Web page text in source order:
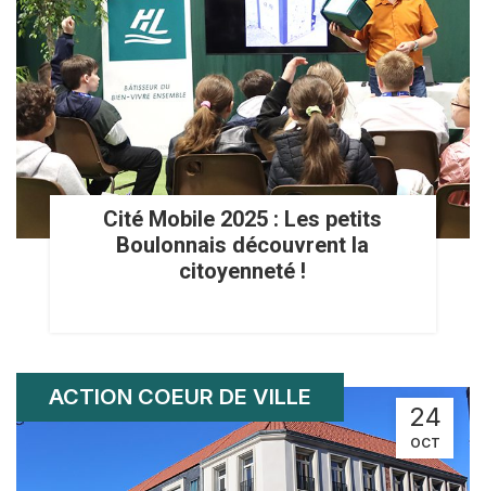
Cité Mobile 2025 : Les petits
Boulonnais découvrent la
citoyenneté !
24
OCT
ACTION COEUR DE VILLE